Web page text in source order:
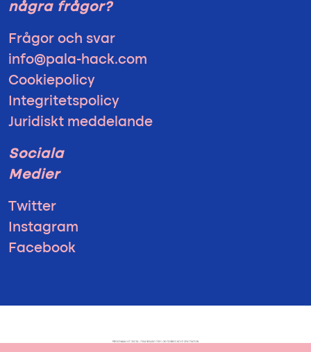
några frågor?
Frågor och svar
info@pala-hack.com
Cookiepolicy
Integritetspolicy
Juridiskt meddelande
Sociala
Medier
Twitter
Instagram
Facebook